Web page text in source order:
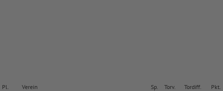
Pl. Verein Sp. Torv. Tordiff. Pkt.